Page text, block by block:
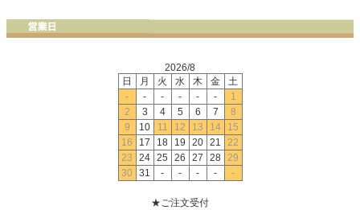
2026/8
日
月 火 水 木 金
土
-
- - - - -
1
2
3 4 5 6 7
8
9
10 11 12 13 14
15
16
17 18 19 20 21
22
23
24 25 26 27 28 29
30
31 - - - - -
★ご注文受付